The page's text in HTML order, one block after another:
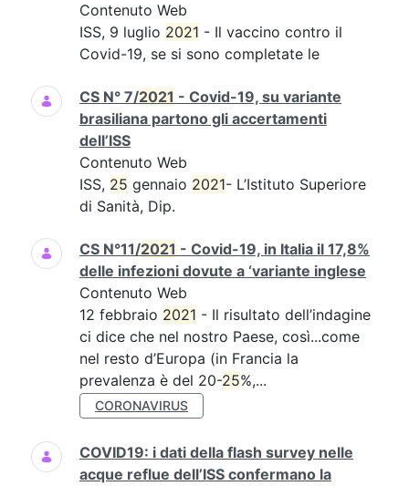
Contenuto Web
ISS, 9 luglio 2021 - Il vaccino contro il
Covid-19, se si sono completate le
CS N° 7/2021 - Covid-19, su variante
brasiliana partono gli accertamenti
dell’ISS
Contenuto Web
ISS, 25 gennaio 2021- L’Istituto Superiore
di Sanità, Dip.
CS N°11/2021 - Covid-19, in Italia il 17,8%
delle infezioni dovute a ‘variante inglese
Contenuto Web
12 febbraio 2021 - Il risultato dell’indagine
ci dice che nel nostro Paese, così...come
nel resto d’Europa (in Francia la
prevalenza è del 20-25%,...
CORONAVIRUS
COVID19: i dati della flash survey nelle
acque reflue dell’ISS confermano la